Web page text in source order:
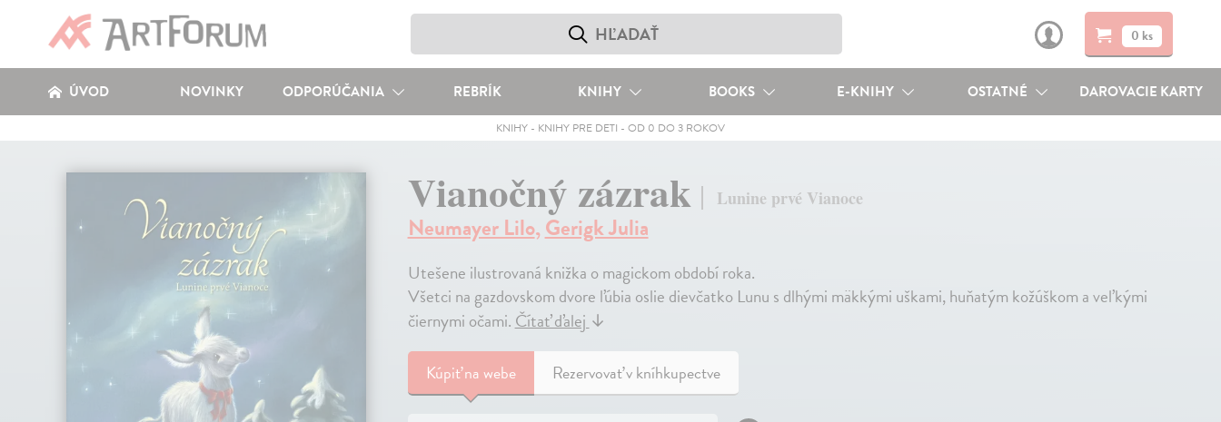
0 ks
ÚVOD NOVINKY ODPORÚČANIA REBRÍK KNIHY BOOKS E-KNIHY OSTATNÉ DAROVACIE KARTY
KNIHY- KNIHY PRE DETI - OD 0 DO 3 ROKOV
Vianočný zázrak Lunine prvé Vianoce
Neumayer Lilo,Gerigk Julia
Utešene ilustrovaná knižka o magickom období roka.
Všetci na gazdovskom dvore ľúbia oslie dievčatko Lunu s dlhými mäkkými uškami, huňatým kožúškom a veľkými
čiernymi očami.Čítať ďalej↓
Kúpiťna webe Rezervovať v kníhkupectve